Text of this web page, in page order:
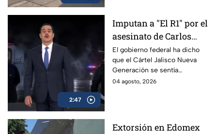
2:47
Imputan a "El R1" por el
asesinato de Carlos
Manzo
El gobierno federal ha dicho
que el Cártel Jalisco Nueva
Generación se sentía
provocado por Carlos Manzo,
04 agosto, 2026
Extorsión en Edomex